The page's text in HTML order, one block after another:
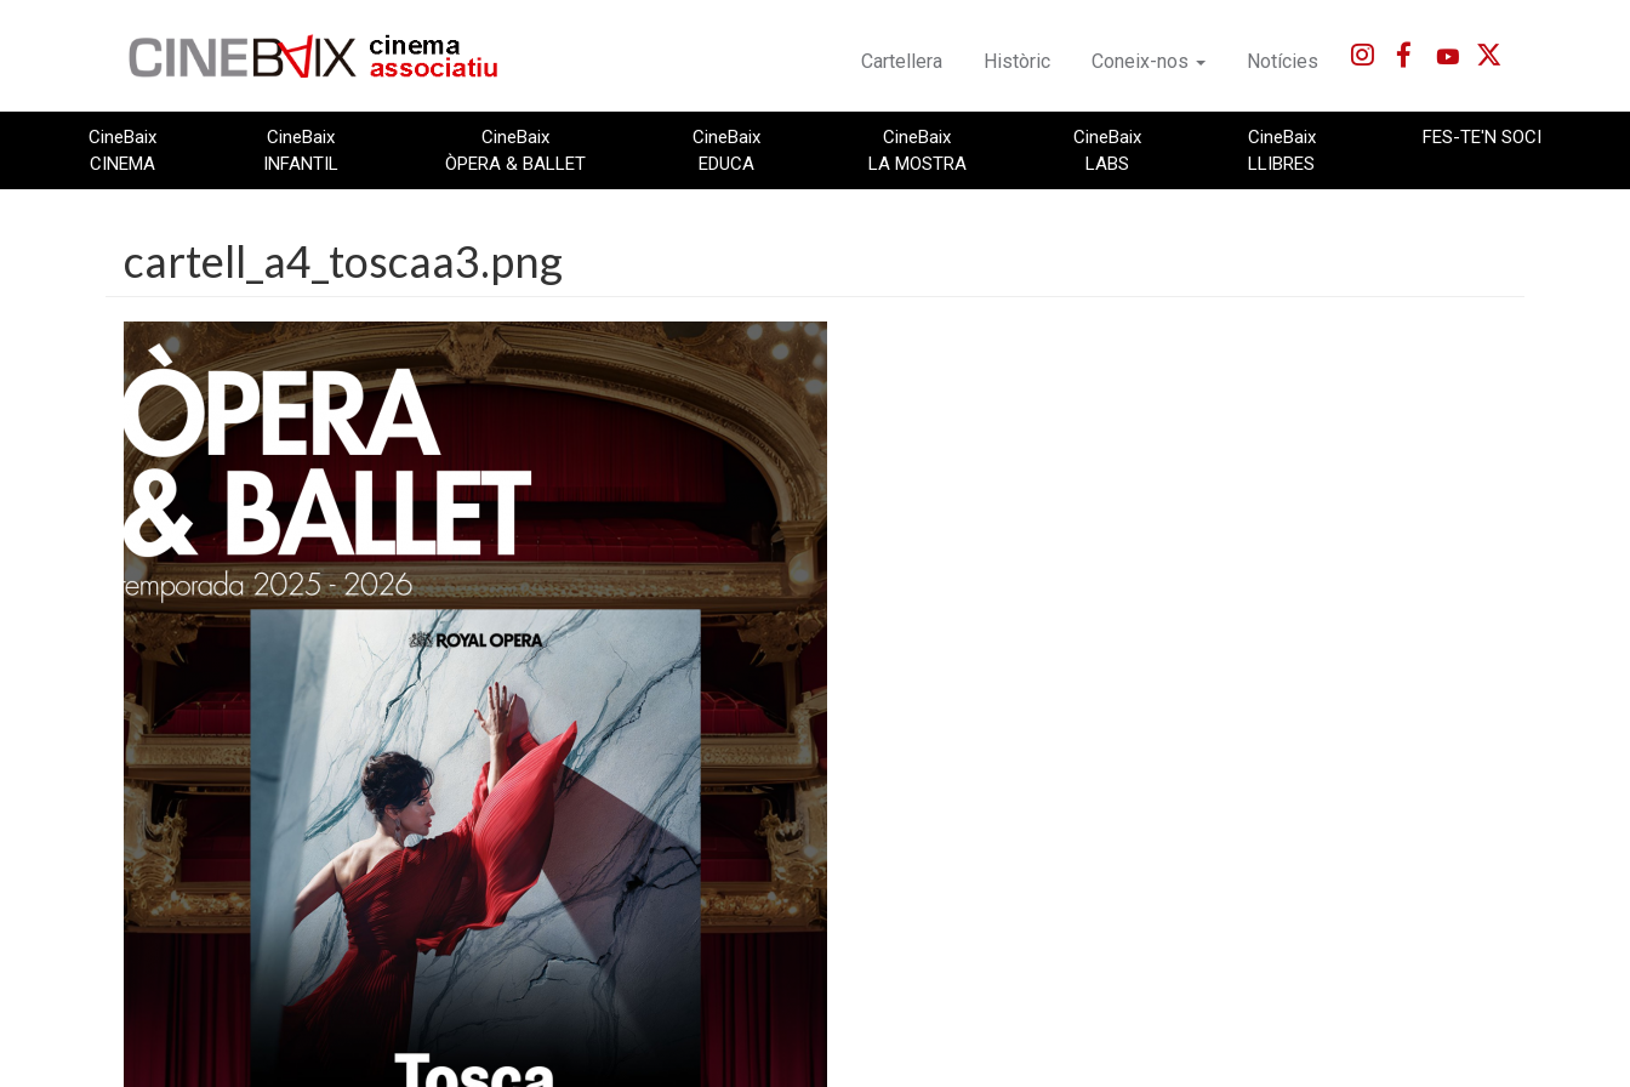
Cartellera Històric Coneix-nos Notícies
CineBaix
CINEMA
CineBaix
INFANTIL
CineBaix
ÒPERA & BALLET
CineBaix
EDUCA
CineBaix
LA MOSTRA
CineBaix
LABS
CineBaix
LLIBRES
FES-TE'N SOCI
cartell_a4_toscaa3.png